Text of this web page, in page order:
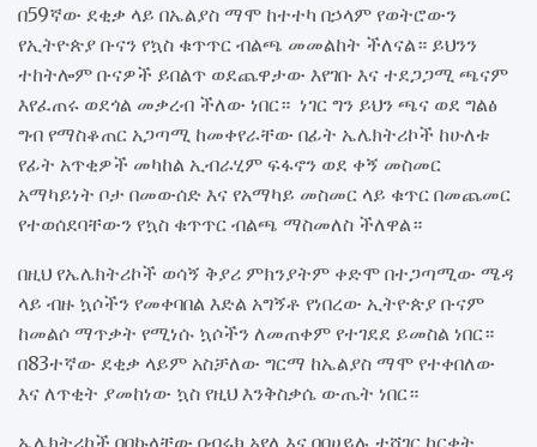
በ59ኛው ደቂቃ ላይ በኤልያስ ማሞ ከተተካ በኃላም የወትሮውን
የኢትዮጵያ ቡናን የኳስ ቁጥጥር ብልጫ መመልከት ችለናል። ይህንን
ተከትሎም ቡናዎች ይበልጥ ወደጨዋታው እየገቡ እና ተደጋጋሚ ጫናም
እየፈጠሩ ወደጎል መቃረብ ችለው ነበር። ነገር ግን ይህን ጫና ወደ ግልፅ
ግብ የማስቆጠር አጋጣሚ ከመቀየራቸው በፊት ኤሌክትሪኮች ከሁለቱ
የፊት አጥቂዎች መካከል ኢብራሂም ፍፋኖን ወደ ቀኝ መስመር
አማካይነት ቦታ በመውሰድ እና የአማካይ መስመር ላይ ቁጥር በመጨመር
የተወሰደባቸውን የኳስ ቁጥጥር ብልጫ ማስመለስ ችለዋል።
በዚህ የኤሌክትሪኮች ወሳኝ ቅያሪ ምክንያትም ቀድሞ በተጋጣሚው ሜዳ
ላይ ብዙ ኳሶችን የመቀባበል እድል አግኝቶ የነበረው ኢትዮጵያ ቡናም
ከመልሶ ማጥቃት የሚነሱ ኳሶችን ለመጠቀም የተገደደ ይመስል ነበር።
በ83ተኛው ደቂቃ ላይም አስቻለው ግርማ ከኤልያስ ማሞ የተቀበለው
እና ለጥቂት ያመከነው ኳስ የዚህ እንቅስቃሴ ውጤት ነበር።
ኤሌክትሪኮች በበኩላቸው በብሩክ አየለ እና በበሀይሉ ተሻገር ከርቀት